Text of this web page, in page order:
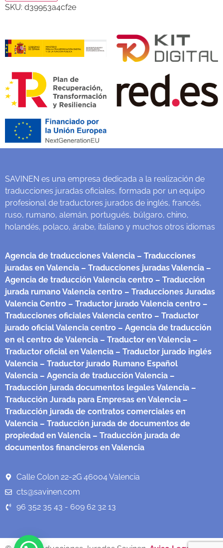
SKU: d39953a4cf2e
SAVINEN es una empresa dedicada a la realización de
traducciones juradas oficiales, formada por un equipo
profesional de traductores jurados de inglés, francés,
ruso, rumano, alemán, portugués, búlgaro, chino,
holandés, polaco, árabe, italiano y muchos otros idiomas
Agencia de traducciones Valencia – Traducciones
juradas en Valencia – Traducciones juradas Valencia –
Agencia de traducción Valencia centro – Traducción
jurada rumano Valencia centro – Traducciones Juradas
Valencia Centro – Traductor jurado Valencia centro –
Traducciones oficiales Valencia centro – Traductor
jurado oficial Valencia centro – Agencia de traducción
en el centro de Valencia – Traductor en Valencia –
Traductor oficial en Valencia – Traductor jurado inglés
Valencia – Traductor jurado Rumano Español
Valencia – Agencia de traducción Valencia –
Traducción jurada documentos legales Valencia –
Traducción Jurada para Empresas en Valencia –
Traducción jurada de contratos comerciales en
Valencia – Traducción jurada de documentos de
propiedad en Valencia – Traducción jurada de
documentos financieros en Valencia
Calle Colon 22-2G 46004 Valencia
cts@savinen.com
96 352 35 43 - 609 62 32 13